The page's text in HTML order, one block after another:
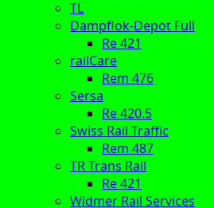
TL
Dampflok-Depot Full
Re 421
railCare
Rem 476
Sersa
Re 420.5
Swiss Rail Traffic
Rem 487
TR Trans Rail
Re 421
Widmer Rail Services